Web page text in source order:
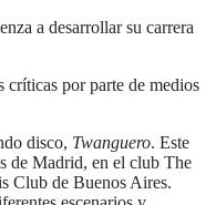
a desarrollar su carrera
críticas por parte de medios
disco, Twanguero. Este
de Madrid, en el club The
Club de Buenos Aires.